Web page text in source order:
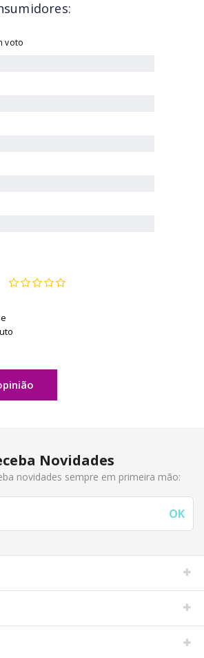
voto
Novidades
novidades sempre em primeira mão: